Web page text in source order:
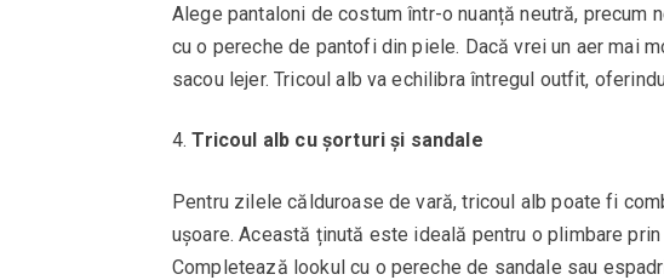
Alege pantaloni de costum într-o nuanță neutră, precum
cu o pereche de pantofi din piele. Dacă vrei un aer mai
sacou lejer. Tricoul alb va echilibra întregul outfit,
Tricoul alb cu șorturi și sandale
Pentru zilele călduroase de vară, tricoul alb poate fi
ușoare. Această ținută este ideală pentru o plimbare
Completează lookul cu o pereche de sandale sau